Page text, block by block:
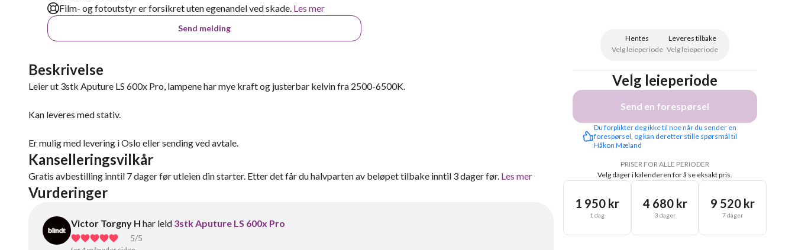
Film- og fotoutstyr er forsikret uten egenandel ved skade. Les mer
Send melding
Beskrivelse
Leier ut 3stk Aputure LS 600x Pro, lampene har mye kraft og justerbar kelvin fra 2500-6500K.
Kan leveres med stativ.
Er mulig med levering i Oslo eller sending ved avtale.
Kanselleringsvilkår
Gratis avbestilling inntil 7 dager før utleien din starter. Etter det får du halvparten av beløpet tilbake inntil 3 dager før. Les mer
Vurderinger
Victor Torgny H har leid 3stk Aputure LS 600x Pro
5/5
Hentes
Velg leieperiode
Leveres tilbake
Velg leieperiode
Velg leieperiode
Send en forespørsel
Du forplikter deg ikke til noe når du sender en
forespørsel, og kan deretter stille spørsmål til
Håkon Mæland
PRISER FOR ALLE PERIODER
Velg dager i kalenderen for å se eksakt pris.
1 950 kr
1 dag
4 680 kr
3 dager
9 520 kr
7 dager